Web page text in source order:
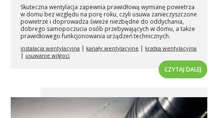
Skuteczna wentylacja zapewnia prawidłową wymianę powietrza
w domu bez względu na porę roku, czyli usuwa zanieczyszczone
powietrze i doprowadza świeże niezbędne do oddychania,
dobrego samopoczucia osób przebywających w domu, a także
prawidłowego funkcjonowania urządzeń technicznych.
instalacja wentylacyjna | kanały wentylacyjne | kratka wentylacyjna
| usuwanie wilgoci
CZYTAJ DALEJ